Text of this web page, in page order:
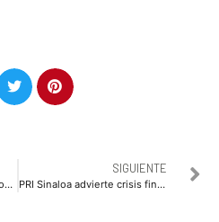
Protección Civil se reúne con empresarios gasolineros y establecen lineamientos de seguridad.
SIGUIENTE
PRI Sinaloa advierte crisis financiera por centralización del gasto federal